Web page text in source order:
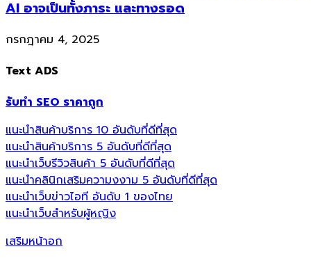
AI อาจเป็นทั้งภาระ และทางรอด
กรกฎาคม 4, 2025
Text ADS
รับทำ SEO ราคาถูก
แนะนำสินค้าบริการ 10 อันดับที่ดีที่สุด
แนะนำสินค้าบริการ 5 อันดับที่ดีที่สุด
แนะนำเว็บรีวิวสินค้า 5 อันดับที่ดีที่สุด
แนะนำคลินิกเสริมความงงาม 5 อันดับที่ดีที่สุด
แนะนำเว็บข่าวไอที อันดับ 1 ของไทย
แนะนำเว็บสำหรับผู้หญิง
เสริมหน้าอก